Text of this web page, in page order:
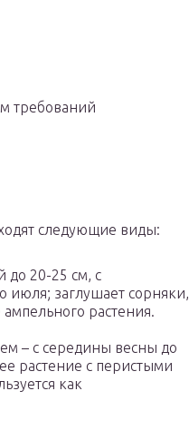
требований
следующие виды:
до 20-25 см, с
июля; заглушает сорняки,
ампельного растения.
– с середины весны до
растение с перистыми
как